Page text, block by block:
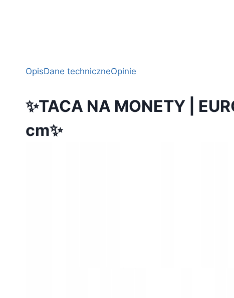
OpisDane techniczneOpinie
✨TACA NA MONETY |
cm✨